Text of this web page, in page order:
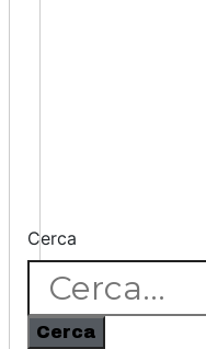
Cerca
Cerca